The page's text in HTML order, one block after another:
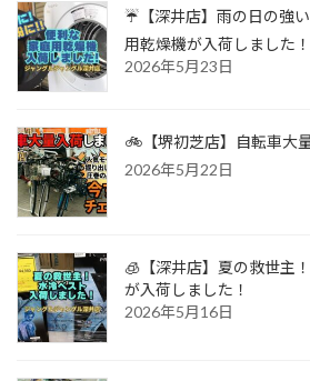
☔【深井店】雨の日の強
用乾燥機が入荷しました！
2026年5月23日
🚲【堺初芝店】自転車大
2026年5月22日
🧊【深井店】夏の救世主
が入荷しました！
2026年5月16日